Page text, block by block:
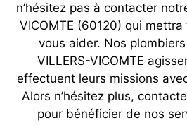
n’hésitez pas à contacter
VICOMTE (60120) qui
vous aider. Nos
VILLERS-VICOMTE
effectuent leurs missions
Alors n’hésitez plus,
pour bénéficier de nos